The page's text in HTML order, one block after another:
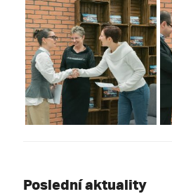
Poslední aktuality